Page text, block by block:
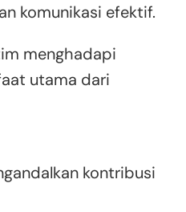
komunikasi efektif.
menghadapi
utama dari
kontribusi